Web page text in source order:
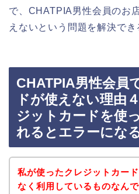
で、CHATPIA男性会員のお
えないという問題を解決でき
CHATPIA男性会員
ドが使えない理由
ジットカードを使
れるとエラーにな
私が使ったクレジットカー
なく利用しているものなん